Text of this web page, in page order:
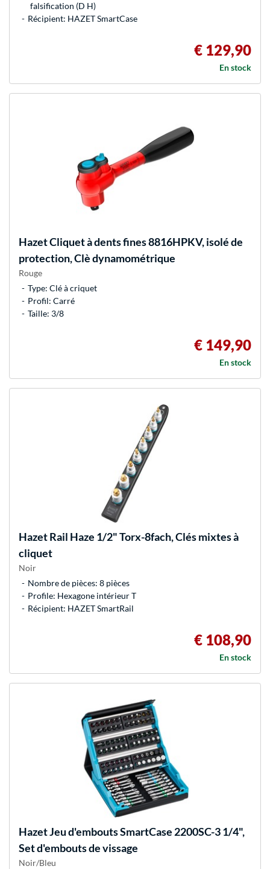
falsification (D H)
Récipient: HAZET SmartCase
€ 129,90
En stock
HazetCliquet à dents fines 8816HPKV, isolé de
protection, Clè dynamométrique
Rouge
Type: Clé à criquet
Profil: Carré
Taille: 3/8
€ 149,90
En stock
HazetRail Haze 1/2" Torx-8fach, Clés mixtes à
cliquet
Noir
Nombre de pièces: 8 pièces
Profile: Hexagone intérieur T
Récipient: HAZET SmartRail
€ 108,90
En stock
HazetJeu d'embouts SmartCase 2200SC-3 1/4",
Set d'embouts de vissage
Noir/Bleu